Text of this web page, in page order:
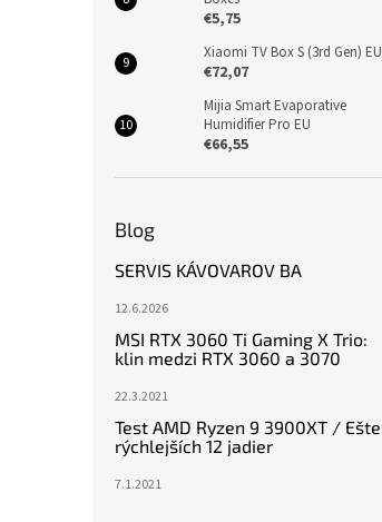
€5,75
Xiaomi TV Box S (3rd Gen) EU
€72,07
Mijia Smart Evaporative
Humidifier Pro EU
€66,55
Blog
SERVIS KÁVOVAROV BA
12.6.2026
MSI RTX 3060 Ti Gaming X Trio:
klin medzi RTX 3060 a 3070
22.3.2021
Test AMD Ryzen 9 3900XT / Ešte
rýchlejších 12 jadier
7.1.2021